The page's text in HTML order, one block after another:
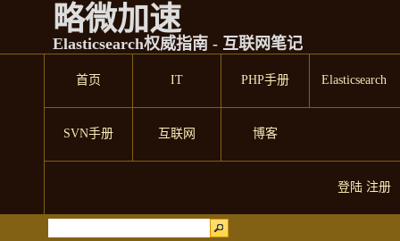
略微加速
Elasticsearch权威指南 - 互联网笔记
首页 IT PHP手册 Elasticsearch
SVN手册 互联网 博客
登陆 注册